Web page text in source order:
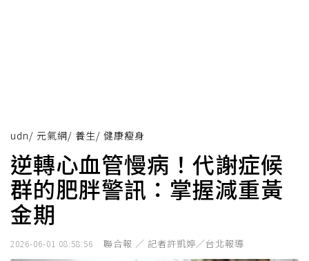
udn/ 元氣網/ 養生/ 健康瘦身
逆轉心血管慢病！代謝症候
群的肥胖警訊：掌握減重黃
金期
2026-06-01 08:58:56 聯合報 ／ 記者許凱婷／台北報導